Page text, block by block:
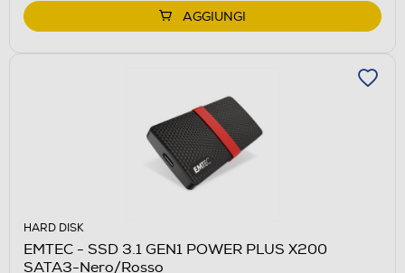
AGGIUNGI
HARD DISK
EMTEC - SSD 3.1 GEN1 POWER PLUS X200
SATA3-Nero/Rosso